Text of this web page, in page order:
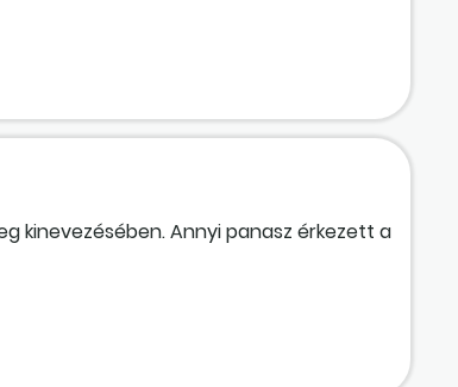
kinevezésében. Annyi panasz érkezett a